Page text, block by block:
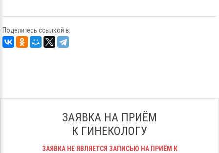
Поделитесь ссылкой в:
ЗАЯВКА НА ПРИЁМ
К ГИНЕКОЛОГУ
ЗАЯВКА НЕ ЯВЛЯЕТСЯ ЗАПИСЬЮ НА ПРИЁМ К